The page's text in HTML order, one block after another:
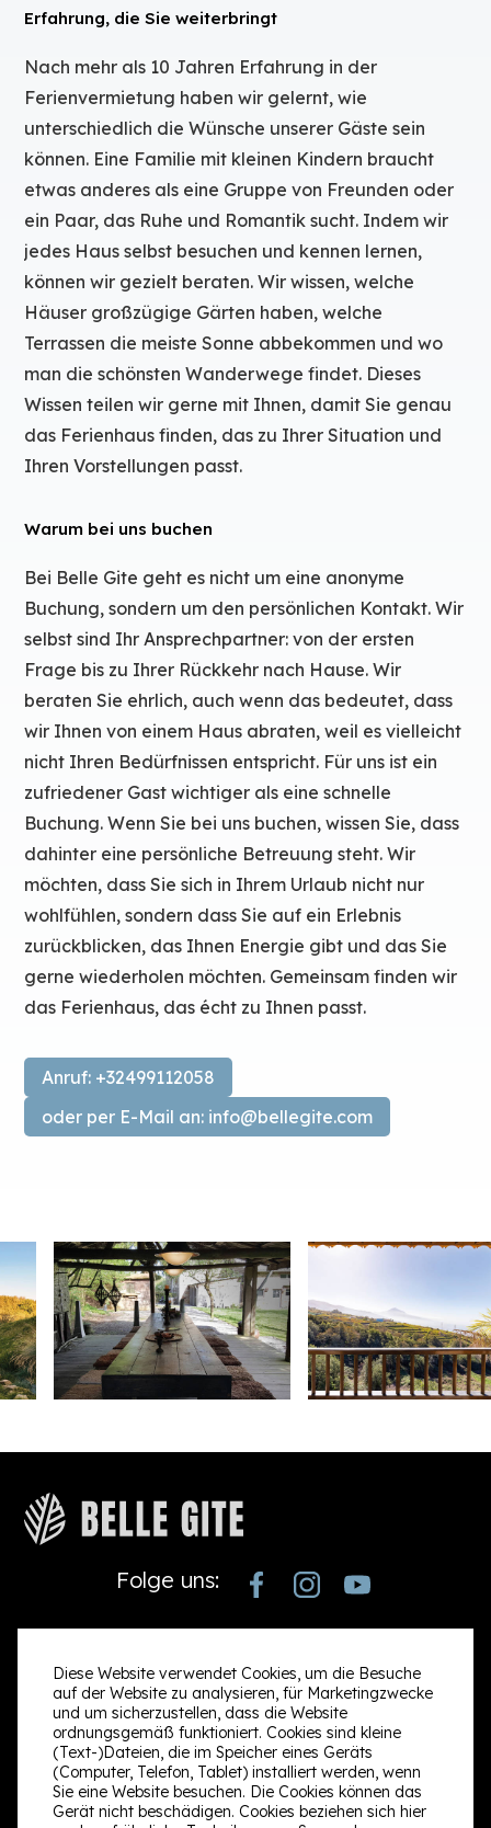
Erfahrung, die Sie weiterbringt
Nach mehr als 10 Jahren Erfahrung in der
Ferienvermietung haben wir gelernt, wie
unterschiedlich die Wünsche unserer Gäste sein
können. Eine Familie mit kleinen Kindern braucht
etwas anderes als eine Gruppe von Freunden oder
ein Paar, das Ruhe und Romantik sucht. Indem wir
jedes Haus selbst besuchen und kennen lernen,
können wir gezielt beraten. Wir wissen, welche
Häuser großzügige Gärten haben, welche
Terrassen die meiste Sonne abbekommen und wo
man die schönsten Wanderwege findet. Dieses
Wissen teilen wir gerne mit Ihnen, damit Sie genau
das Ferienhaus finden, das zu Ihrer Situation und
Ihren Vorstellungen passt.
Warum bei uns buchen
Bei Belle Gite geht es nicht um eine anonyme
Buchung, sondern um den persönlichen Kontakt. Wir
selbst sind Ihr Ansprechpartner: von der ersten
Frage bis zu Ihrer Rückkehr nach Hause. Wir
beraten Sie ehrlich, auch wenn das bedeutet, dass
wir Ihnen von einem Haus abraten, weil es vielleicht
nicht Ihren Bedürfnissen entspricht. Für uns ist ein
zufriedener Gast wichtiger als eine schnelle
Buchung. Wenn Sie bei uns buchen, wissen Sie, dass
dahinter eine persönliche Betreuung steht. Wir
möchten, dass Sie sich in Ihrem Urlaub nicht nur
wohlfühlen, sondern dass Sie auf ein Erlebnis
zurückblicken, das Ihnen Energie gibt und das Sie
gerne wiederholen möchten. Gemeinsam finden wir
das Ferienhaus, das écht zu Ihnen passt.
Anruf: +32499112058
oder per E-Mail an: info@bellegite.com
Folge uns:
Kontakt
Rue de Marlaine 3
6940 Wéris België
+32499112058
info@bellegite.com
Informationen
Suchen & buchen
Über uns
Kontak
Diese Website verwendet Cookies, um die Besuche
auf der Website zu analysieren, für Marketingzwecke
und um sicherzustellen, dass die Website
ordnungsgemäß funktioniert. Cookies sind kleine
(Text-)Dateien, die im Speicher eines Geräts
(Computer, Telefon, Tablet) installiert werden, wenn
Sie eine Website besuchen. Die Cookies können das
Gerät nicht beschädigen. Cookies beziehen sich hier